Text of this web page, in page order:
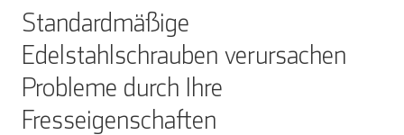
Standardmäßige
Edelstahlschrauben verursachen
Probleme durch Ihre
Fresseigenschaften